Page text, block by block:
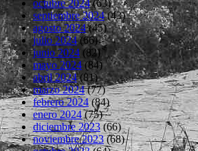
octubre 2024(63)
septiembre 2024(43)
agosto 2024(45)
julio 2024(66)
junio 2024 (82)
mayo 2024 (84)
abril 2024(81)
marzo 2024(77)
febrero 2024(84)
enero 2024(75)
diciembre 2023(66)
noviembre 2023(68)